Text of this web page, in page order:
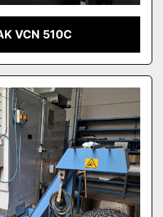
VCN 510C